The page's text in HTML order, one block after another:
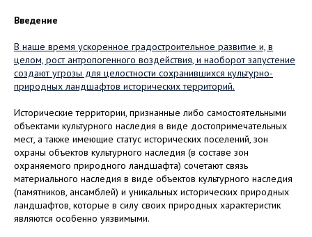
Введение
В наше время ускоренное градостроительное развитие и, в
целом, рост антропогенного воздействия, и наоборот запустение
создают угрозы для целостности сохранившихся культурно-
природных ландшафтов исторических территорий.
Исторические территории, признанные либо самостоятельными
объектами культурного наследия в виде достопримечательных
мест, а также имеющие статус исторических поселений, зон
охраны объектов культурного наследия (в составе зон
охраняемого природного ландшафта) сочетают связь
материального наследия в виде объектов культурного наследия
(памятников, ансамблей) и уникальных исторических природных
ландшафтов, которые в силу своих природных характеристик
являются особенно уязвимыми.